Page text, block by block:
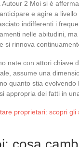
Autour 2 Moi si è
e agire a
indifferenti i
nelle abitudini,
si rinnova
nate con attori chiave
assume una
quanto stia
appropria dei fatti in
proprietari: scopri